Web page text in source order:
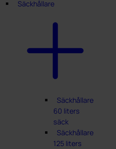
Säckhållare
Säckhållare
60 liters
säck
Säckhållare
125 liters